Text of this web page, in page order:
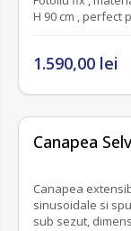
H 90 cm , perfect
1.590,00 lei
Canapea
Canapea extensibila Selva ,
sinusoidale si spuma